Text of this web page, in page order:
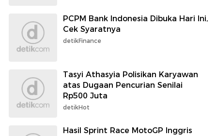
PCPM Bank Indonesia Dibuka Hari Ini,
Cek Syaratnya
detikFinance
Tasyi Athasyia Polisikan Karyawan
atas Dugaan Pencurian Senilai
Rp500 Juta
detikHot
Hasil Sprint Race MotoGP Inggris